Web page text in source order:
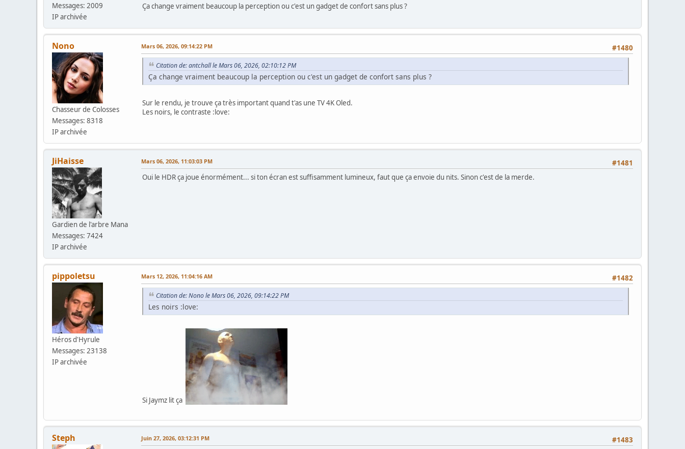
Messages: 2009
IP archivée
Ça change vraiment beaucoup la perception ou c'est un gadget de confort sans plus ?
Nono
Chasseur de Colosses
Messages: 8318
IP archivée
#1480
Mars 06, 2026, 09:14:22 PM
Citation de: antchall le Mars 06, 2026, 02:10:12 PM
Ça change vraiment beaucoup la perception ou c'est un gadget de confort sans plus ?
Sur le rendu, je trouve ça très important quand t'as une TV 4K Oled.
Les noirs, le contraste :love:
JiHaisse
Gardien de l'arbre Mana
Messages: 7424
IP archivée
#1481
Mars 06, 2026, 11:03:03 PM
Oui le HDR ça joue énormément... si ton écran est suffisamment lumineux, faut que ça envoie du nits. Sinon c'est de la merde.
pippoletsu
Héros d'Hyrule
Messages: 23138
IP archivée
#1482
Mars 12, 2026, 11:04:16 AM
Citation de: Nono le Mars 06, 2026, 09:14:22 PM
Les noirs :love:
Si Jaymz lit ça
Steph #1483
Juin 27, 2026, 03:12:31 PM